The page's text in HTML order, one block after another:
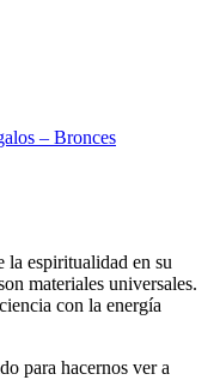
– Bronces
la espiritualidad en su
materiales universales.
con la energía
para hacernos ver a